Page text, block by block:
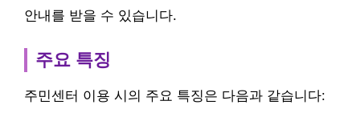
안내를 받을 수 있습니다.
주요 특징
주민센터 이용 시의 주요 특징은 다음과 같습니다: